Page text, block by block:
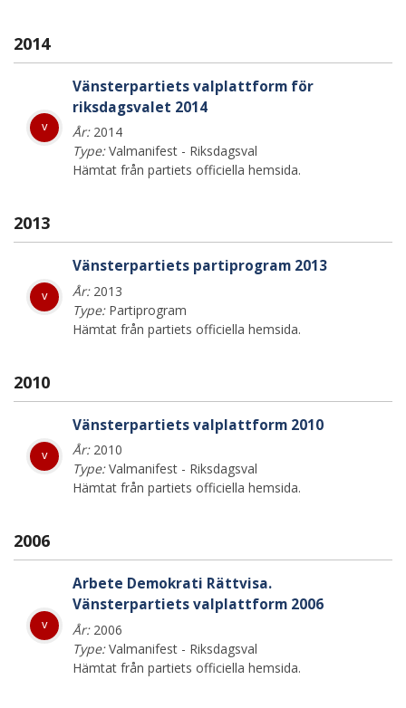
2014
v
Vänsterpartiets valplattform för
riksdagsvalet 2014
År:2014
Type:Valmanifest - Riksdagsval
Hämtat från partiets officiella hemsida.
2013
v
Vänsterpartiets partiprogram 2013
År:2013
Type:Partiprogram
Hämtat från partiets officiella hemsida.
2010
v
Vänsterpartiets valplattform 2010
År:2010
Type:Valmanifest - Riksdagsval
Hämtat från partiets officiella hemsida.
2006
v
Arbete Demokrati Rättvisa.
Vänsterpartiets valplattform 2006
År:2006
Type:Valmanifest - Riksdagsval
Hämtat från partiets officiella hemsida.